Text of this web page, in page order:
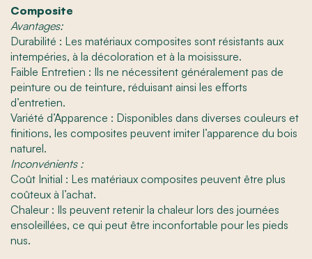
Composite
Avantages:
Durabilité : Les matériaux composites sont résistants aux
intempéries, à la décoloration et à la moisissure.
Faible Entretien : Ils ne nécessitent généralement pas de
peinture ou de teinture, réduisant ainsi les efforts
d’entretien.
Variété d’Apparence : Disponibles dans diverses couleurs et
finitions, les composites peuvent imiter l’apparence du bois
naturel.
Inconvénients :
Coût Initial : Les matériaux composites peuvent être plus
coûteux à l’achat.
Chaleur : Ils peuvent retenir la chaleur lors des journées
ensoleillées, ce qui peut être inconfortable pour les pieds
nus.